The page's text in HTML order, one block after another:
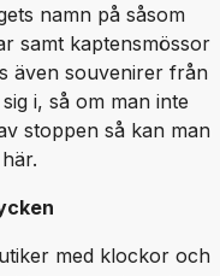
namn på såsom
samt kaptensmössor
även souvenirer från
i, så om man inte
stoppen så kan man
med klockor och